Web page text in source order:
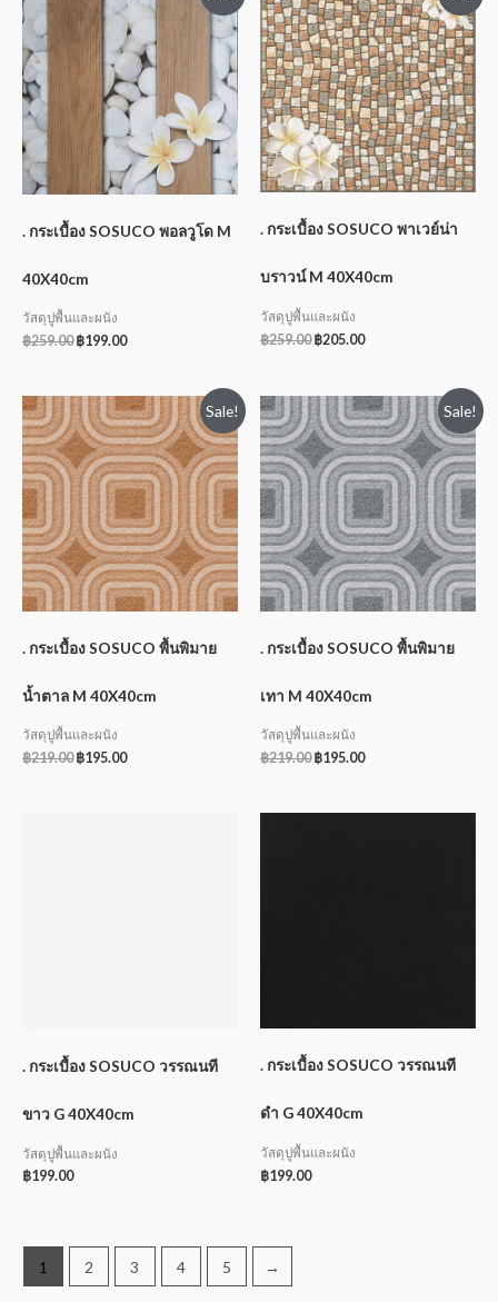
. กระเบื้อง SOSUCO พอลวูโด M
40X40cm
วัสดุปูพื้นและผนัง
฿259.00 ฿199.00
. กระเบื้อง SOSUCO พาเวย์น่า
บราวน์ M 40X40cm
วัสดุปูพื้นและผนัง
฿259.00 ฿205.00
Sale!
. กระเบื้อง SOSUCO พื้นพิมาย
น้ำตาล M 40X40cm
วัสดุปูพื้นและผนัง
฿219.00 ฿195.00
Sale!
. กระเบื้อง SOSUCO พื้นพิมาย
เทา M 40X40cm
วัสดุปูพื้นและผนัง
฿219.00 ฿195.00
. กระเบื้อง SOSUCO วรรณนที
ขาว G 40X40cm
วัสดุปูพื้นและผนัง
฿199.00
. กระเบื้อง SOSUCO วรรณนที
ดำ G 40X40cm
วัสดุปูพื้นและผนัง
฿199.00
1 2 3 4 5 →